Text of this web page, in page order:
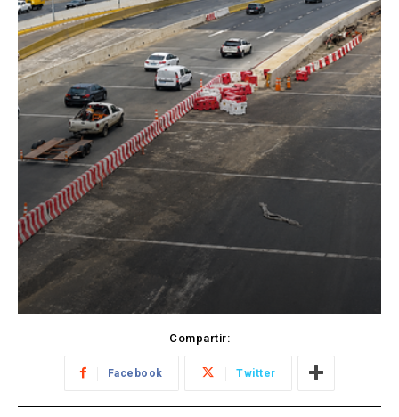
Compartir:
Facebook Twitter